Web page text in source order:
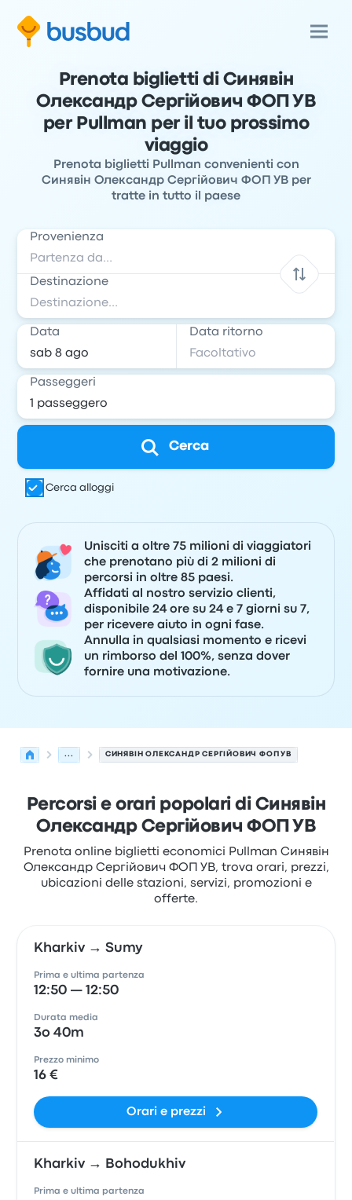
Prenota biglietti di Синявін
Олександр Сергійович ФОП УВ
per Pullman per il tuo prossimo
viaggio
Prenota biglietti Pullman convenienti con
Синявін Олександр Сергійович ФОП УВ per
tratte in tutto il paese
Provenienza
Destinazione
Data Data ritorno
Passeggeri
Cerca
Cerca alloggi
Unisciti a oltre 75 milioni di viaggiatori
che prenotano più di 2 milioni di
percorsi in oltre 85 paesi.
Affidati al nostro servizio clienti,
disponibile 24 ore su 24 e 7 giorni su 7,
per ricevere aiuto in ogni fase.
Annulla in qualsiasi momento e ricevi
un rimborso del 100%, senza dover
fornire una motivazione.
... СИНЯВІН ОЛЕКСАНДР СЕРГІЙОВИЧ ФОП УВ
Percorsi e orari popolari di Синявін
Олександр Сергійович ФОП УВ
Prenota online biglietti economici Pullman Синявін
Олександр Сергійович ФОП УВ, trova orari, prezzi,
ubicazioni delle stazioni, servizi, promozioni e
offerte.
Kharkiv → Sumy
Prima e ultima partenza
12:50 — 12:50
Durata media
3o 40m
Prezzo minimo
16 €
Orari e prezzi
Kharkiv → Bohodukhiv
Prima e ultima partenza